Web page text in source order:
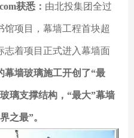
获悉： 由北投集团全过
馆项目，幕墙工程首块超
志着项目正式进入幕墙面
幕墙玻璃施工开创了“最
璃支撑结构，“最大”幕墙
之最”。